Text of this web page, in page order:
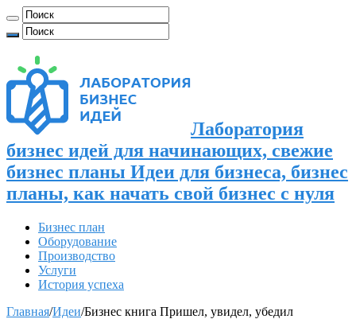
Лаборатория
бизнес идей для начинающих, свежие
бизнес планы Идеи для бизнеса, бизнес
планы, как начать свой бизнес с нуля
Бизнес план
Оборудование
Производство
Услуги
История успеха
Главная/Идеи/Бизнес книга Пришел, увидел, убедил